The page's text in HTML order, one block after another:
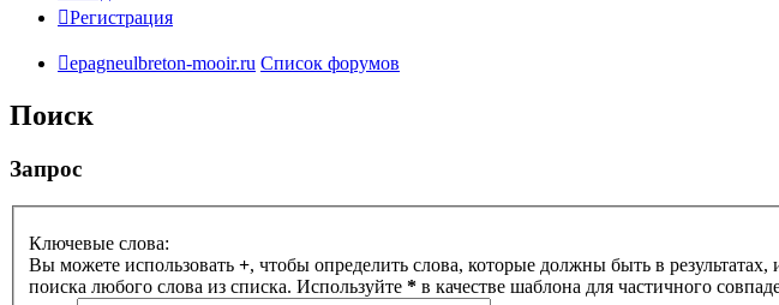
Регистрация
epagneulbreton-mooir.ru Список форумов
Поиск
Запрос
Ключевые слова:
Вы можете использовать +, чтобы определить слова, которые должны быть в результатах,
поиска любого слова из списка. Используйте * в качестве шаблона для частичного